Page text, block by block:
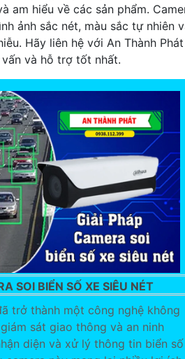
am hiểu về các sản phẩm.
ảnh sắc nét, màu sắc tự nhiên
Hãy liên hệ với An Thành Phát
và hỗ trợ tốt nhất.
SOI BIỂN SỐ XE SIÊU NÉT
trở thành một công nghệ không
sát giao thông và an ninh
diện và xử lý thông tin biển số